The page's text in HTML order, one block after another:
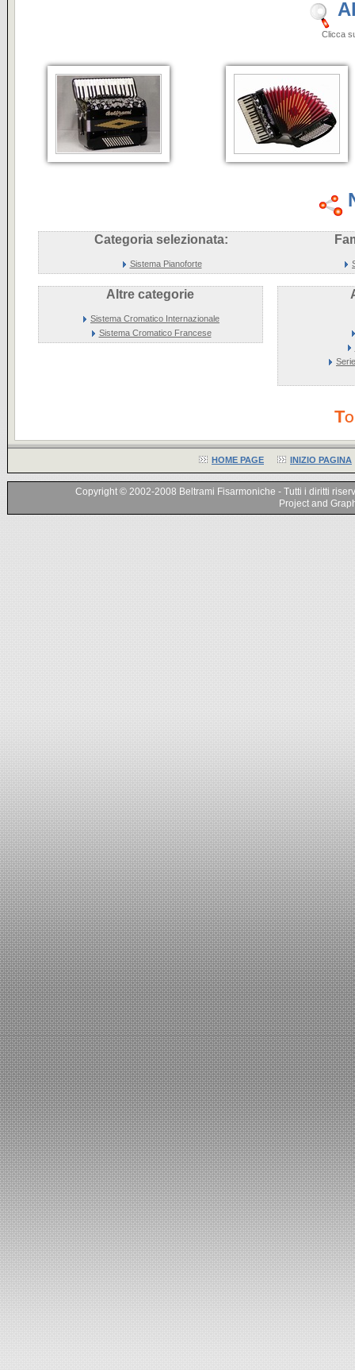
Clicca sulle
Categoria selezionata:
Sistema Pianoforte
Altre categorie
Sistema Cromatico Internazionale
Sistema Cromatico Francese
HOME PAGE INIZIO PAGINA
Copyright © 2002-2008 Beltrami Fisarmoniche - Tutti i diritti
Project and